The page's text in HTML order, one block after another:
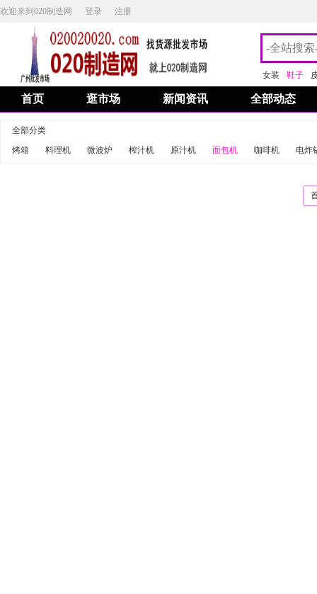
欢迎来到020制造网 登录 注册
女装 鞋子
首页 逛市场 新闻资讯 全部动态
全部分类
烤箱
料理机 微波炉 榨汁机 原汁机 面包机 咖啡机 电炸